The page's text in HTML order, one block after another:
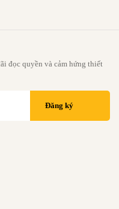
đọc quyền và cảm hứng thiết
Đăng ký